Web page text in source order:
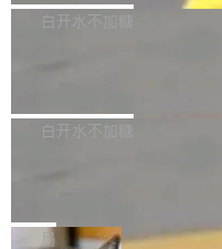
型，33B 参数，负责 768p
大幅增强，指令遵循能力大
模型 API 调用服务，用户无
Bug fixes and
绝遍历绝对符号链接的容器
更新说明：https://
白开水不加糖
计语言和 React 组件库。
ut.OTP 的 mask 为 true 时仍
白开水不加糖
比它便宜的。 Artificial
局